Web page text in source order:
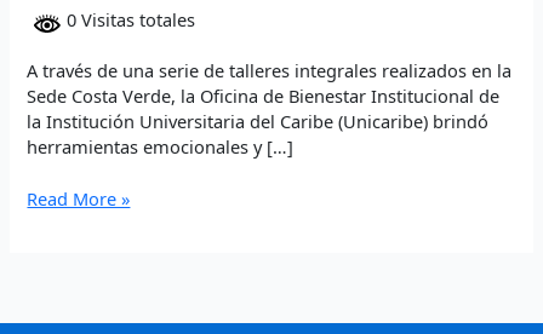
0 Visitas totales
A través de una serie de talleres integrales realizados en la
Sede Costa Verde, la Oficina de Bienestar Institucional de
la Institución Universitaria del Caribe (Unicaribe) brindó
herramientas emocionales y […]
Read More »